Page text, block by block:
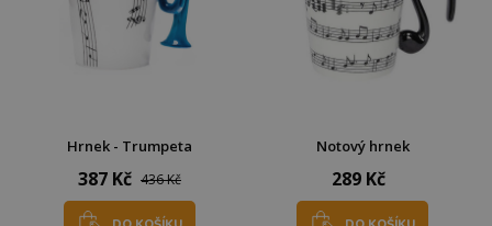
Hrnek - Trumpeta
387 Kč 436 Kč
Notový hrnek
289 Kč